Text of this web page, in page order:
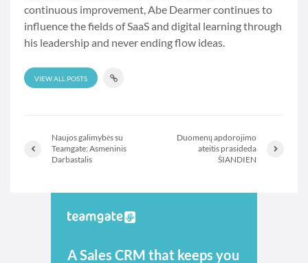
continuous improvement, Abe Dearmer continues to
influence the fields of SaaS and digital learning through
his leadership and never ending flow ideas.
VIEW ALL POSTS
Naujos galimybės su
Teamgate: Asmeninis
Darbastalis
Duomenų apdorojimo
ateitis prasideda
ŠIANDIEN
A Sales CRM that keeps you